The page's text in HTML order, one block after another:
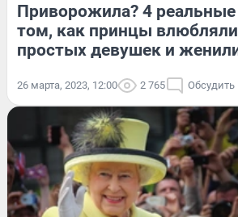
Приворожила? 4 реальные
том, как принцы
простых девушек и
26 марта, 2023, 12:00 2 765 Обсудить